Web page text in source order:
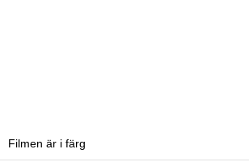
Filmen är i färg